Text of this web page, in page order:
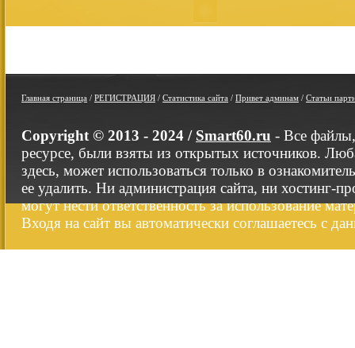
Главная страница / РЕГИСТРАЦИЯ / Статистика сайта / Привет админам / Статьи
Copyright © 2013 - 2024 / Smart60.ru - Все
ресурсе, были взяты из открытых источников.
здесь, может использоваться только в
ее удалить. Ни администрация сайта, ни хостинг-
могут нести ответственность за использование
Входя на сайт вы автоматически соглашаетесь с